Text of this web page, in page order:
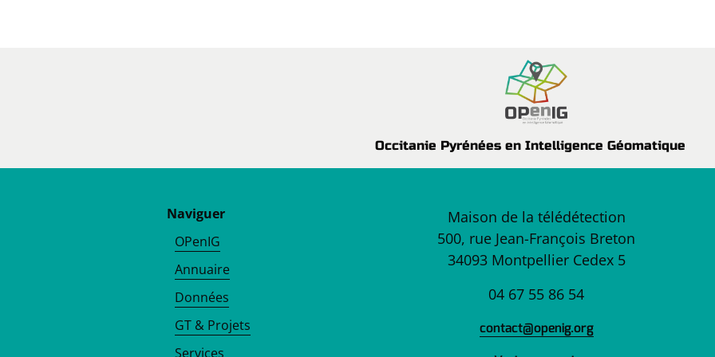
Occitanie Pyrénées en Intelligence Géomatique
Naviguer
OPenIG
Annuaire
Données
GT & Projets
Services
Maison de la télédétection
500, rue Jean-François Breton
34093 Montpellier Cedex 5
04 67 55 86 54
contact@openig.org